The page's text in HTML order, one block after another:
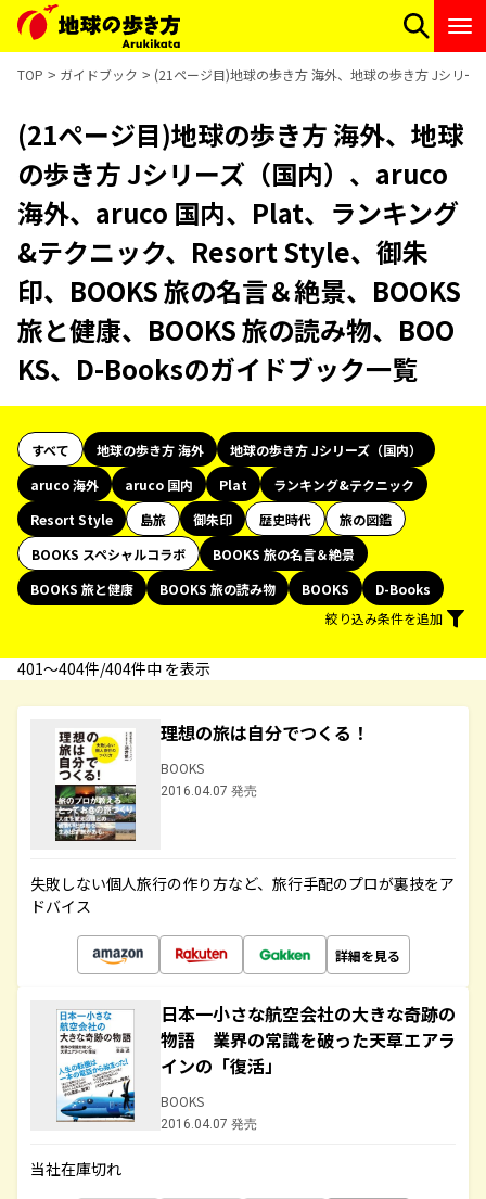
TOP ガイドブック (21ページ目)地球の歩き方 海外、地球の歩き方 Jシリ
(21ページ目)地球の歩き方 海外、地球
の歩き方 Jシリーズ（国内）、aruco
海外、aruco 国内、Plat、ランキング
&テクニック、Resort Style、御朱
印、BOOKS 旅の名言＆絶景、BOOKS
旅と健康、BOOKS 旅の読み物、BOO
KS、D-Booksのガイドブック一覧
すべて 地球の歩き方 海外
地球の歩き方 Jシリーズ（国内）
aruco 海外
aruco 国内 Plat
ランキング&テクニック
Resort Style
島旅 御朱印 歴史時代
旅の図鑑
BOOKS スペシャルコラボ
BOOKS 旅の名言＆絶景
BOOKS 旅と健康
BOOKS 旅の読み物 BOOKS
D-Books
絞り込み条件を追加
401〜404件/404件中 を表示
理想の旅は自分でつくる！
BOOKS
2016.04.07 発売
失敗しない個人旅行の作り方など、旅行手配のプロが裏技をア
ドバイス
詳細を見る
日本一小さな航空会社の大きな奇跡の
物語 業界の常識を破った天草エアラ
インの「復活」
BOOKS
2016.04.07 発売
当社在庫切れ